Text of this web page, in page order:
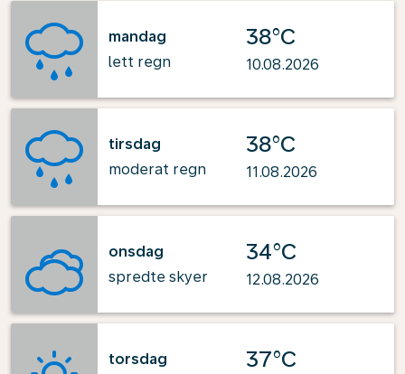
mandag
lett regn
38°C
10.08.2026
tirsdag
moderat regn
38°C
11.08.2026
onsdag
spredte skyer
34°C
12.08.2026
torsdag
37°C